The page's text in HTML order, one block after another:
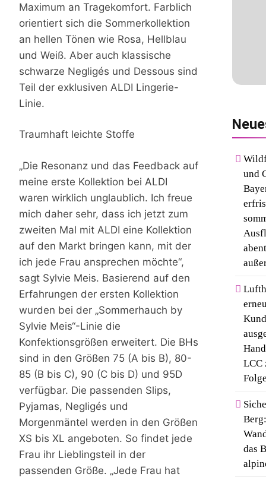
Maximum an Tragekomfort. Farblich
orientiert sich die Sommerkollektion
an hellen Tönen wie Rosa, Hellblau
und Weiß. Aber auch klassische
schwarze Negligés und Dessous sind
Teil der exklusiven ALDI Lingerie-
Linie.
Traumhaft leichte Stoffe
„Die Resonanz und das Feedback auf
meine erste Kollektion bei ALDI
waren wirklich unglaublich. Ich freue
mich daher sehr, dass ich jetzt zum
zweiten Mal mit ALDI eine Kollektion
auf den Markt bringen kann, mit der
ich jede Frau ansprechen möchte“,
sagt Sylvie Meis. Basierend auf den
Erfahrungen der ersten Kollektion
wurden bei der „Sommerhauch by
Sylvie Meis“-Linie die
Konfektionsgrößen erweitert. Die BHs
sind in den Größen 75 (A bis B), 80-
85 (B bis C), 90 (C bis D) und 95D
verfügbar. Die passenden Slips,
Pyjamas, Negligés und
Morgenmäntel werden in den Größen
XS bis XL angeboten. So findet jede
Frau ihr Lieblingsteil in der
passenden Größe. „Jede Frau hat
und
LCC
das